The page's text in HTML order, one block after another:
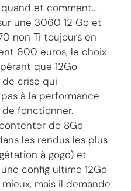
et comment...
une 3060 12 Go et
non Ti toujours en
600 euros, le choix
que 12Go
crise qui
à la performance
fonctionner.
de 8Go
les rendus les plus
à gogo) et
config ultime 12Go
mais il demande